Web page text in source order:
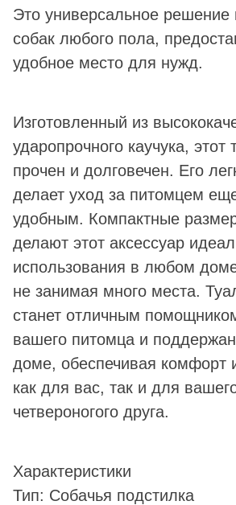
Это универсальное решение
собак любого пола,
удобное место для нужд.
Изготовленный из
ударопрочного каучука, этот
прочен и долговечен. Его
делает уход за питомцем
удобным. Компактные
делают этот аксессуар
использования в любом
не занимая много места.
станет отличным
вашего питомца и
доме, обеспечивая комфорт
как для вас, так и для
четвероногого друга.
Характеристики
Тип: Собачья подстилка